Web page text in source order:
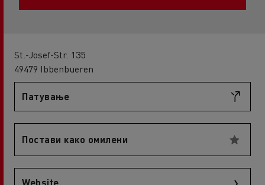
St.-Josef-Str. 135
49479 Ibbenbueren
Патување
Постави како омилени
Website